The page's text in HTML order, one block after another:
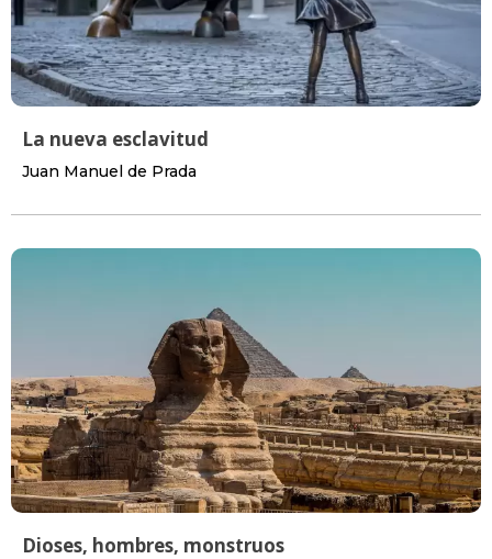
La nueva esclavitud
Juan Manuel de Prada
Dioses, hombres, monstruos